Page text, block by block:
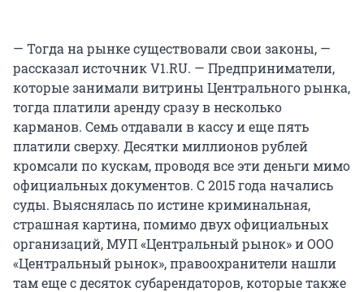
— Тогда на рынке существовали свои законы, —
рассказал источник V1.RU. — Предприниматели,
которые занимали витрины Центрального рынка,
тогда платили аренду сразу в несколько
карманов. Семь отдавали в кассу и еще пять
платили сверху. Десятки миллионов рублей
кромсали по кускам, проводя все эти деньги мимо
официальных документов. С 2015 года начались
суды. Выяснялась по истине криминальная,
страшная картина, помимо двух официальных
организаций, МУП «Центральный рынок» и ООО
«Центральный рынок», правоохранители нашли
там еще с десяток субарендаторов, которые также